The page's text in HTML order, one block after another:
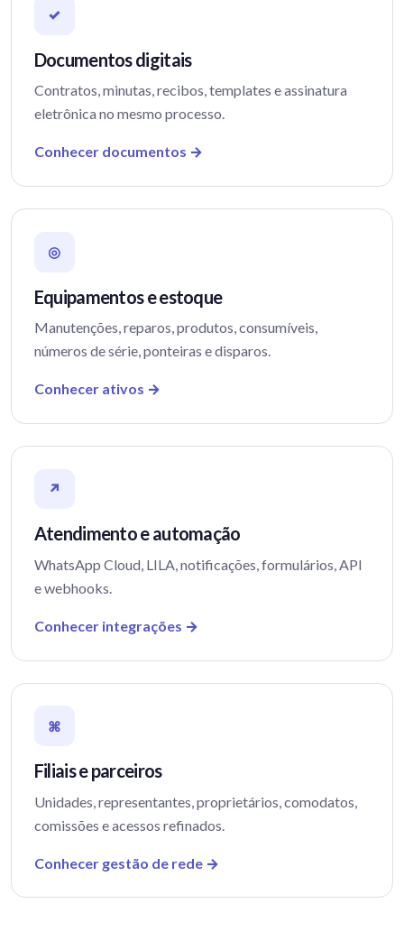
✓
Documentos digitais
Contratos, minutas, recibos, templates e assinatura
eletrônica no mesmo processo.
Conhecer documentos →
◎
Equipamentos e estoque
Manutenções, reparos, produtos, consumíveis,
números de série, ponteiras e disparos.
Conhecer ativos →
↗
Atendimento e automação
WhatsApp Cloud, LILA, notificações, formulários, API
e webhooks.
Conhecer integrações →
⌘
Filiais e parceiros
Unidades, representantes, proprietários, comodatos,
comissões e acessos refinados.
Conhecer gestão de rede →